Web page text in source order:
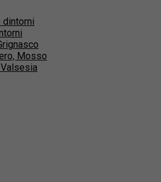
dintorni
Mosso